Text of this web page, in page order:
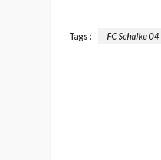
Tags : FC Schalke 04